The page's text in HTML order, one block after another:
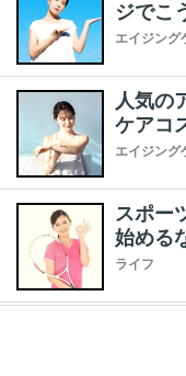
ジでこ
エイジング
人気の
ケアコ
エイジング
スポー
始める
ライフ